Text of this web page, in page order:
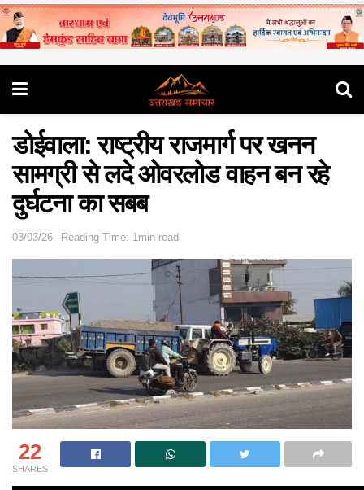
डोईवाला: राष्ट्रीय राजमार्ग पर खनन
सामग्री से लदे ओवरलोड वाहन बन रहे
दुर्घटना का सबब
03/03/26 Reading Time: 1min read
22
SHARES